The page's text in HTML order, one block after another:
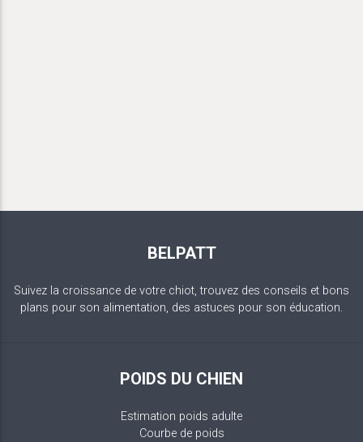
BELPATT
Suivez la croissance de votre chiot, trouvez des conseils et bons
plans pour son alimentation, des astuces pour son éducation.
POIDS DU CHIEN
Estimation poids adulte
Courbe de poids